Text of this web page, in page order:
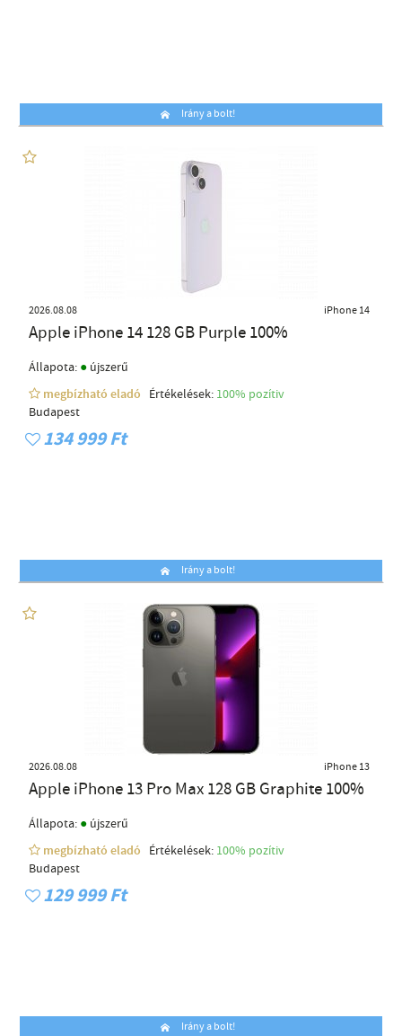
Irány a bolt!
2026.08.08 iPhone 14
Apple iPhone 14 128 GB Purple 100%
Állapota: ● újszerű
megbízható eladó
Értékelések: 100% pozítiv
Budapest
134 999 Ft
Irány a bolt!
2026.08.08 iPhone 13
Apple iPhone 13 Pro Max 128 GB Graphite 100%
Állapota: ● újszerű
megbízható eladó
Értékelések: 100% pozítiv
Budapest
129 999 Ft
Irány a bolt!